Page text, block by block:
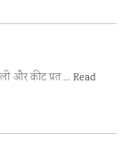
और कीट प्रत … Read